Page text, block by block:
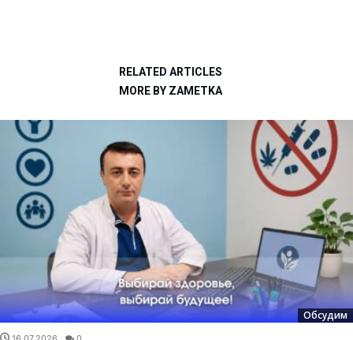
RELATED ARTICLES
MORE BY ZAMETKA
Обсудим